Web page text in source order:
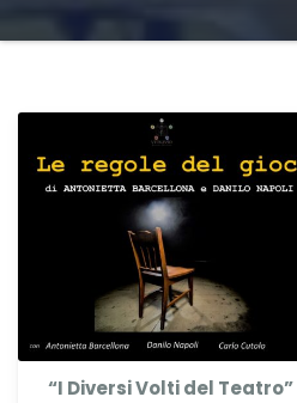
“I Diversi Volti del Teatro”